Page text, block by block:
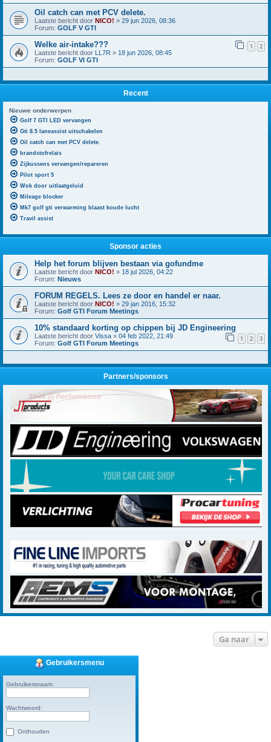
Oil catch can met PCV delete.
Laatste bericht door NICO! » 29 jun 2026, 08:36
Forum: GOLF V GTI
Welke air-intake??? 1 2
Laatste bericht door LL7R » 18 jun 2026, 08:45
Forum: GOLF VI GTI
Recent
Nieuwe onderwerpen
Golf 7 GTI LED vervangen
Gti 8.5 laneassist uitschakelen
Oil catch can met PCV delete.
brandstofrelais
Zijkussens vervangen/repareren
Pilot sport 5
Wok door uitlaatgeluid
Mileage blocker
Mk7 golf gti verwarming blaast koude lucht
Travil assist
Sponsor acties
Help het forum blijven bestaan via gofundme
Laatste bericht door NICO! » 18 jul 2026, 04:22
Forum: Nieuws
FORUM REGELS. Lees ze door en handel er naar.
Laatste bericht door NICO! » 29 jan 2016, 15:32
Forum: Golf GTI Forum Meetings
10% standaard korting op chippen bij JD Engineering
1 2 3
Laatste bericht door Vissa » 04 feb 2022, 21:49
Forum: Golf GTI Forum Meetings
Partners/sponsors
Ga naar
Gebruikersmenu
Gebruikersnaam:
Wachtwoord:
Onthouden